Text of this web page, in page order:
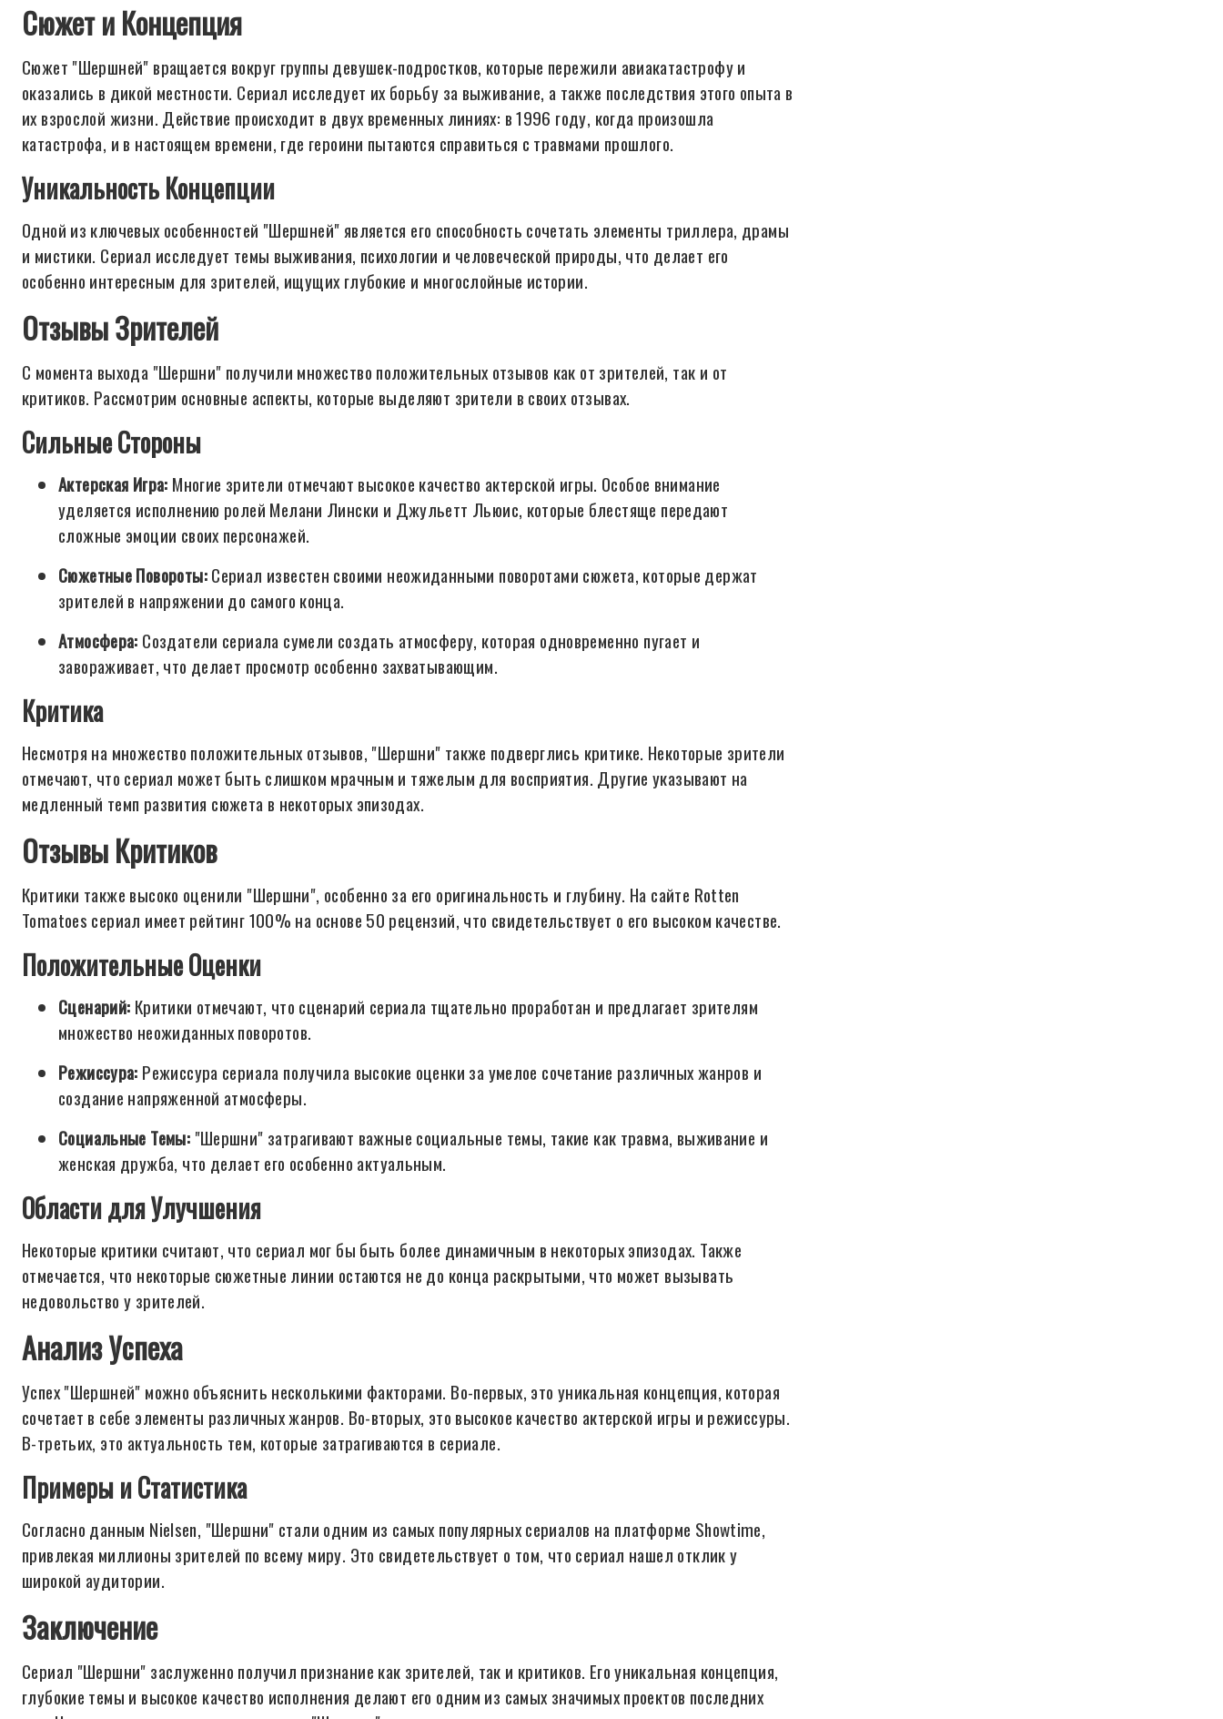
Сюжет и Концепция
Сюжет "Шершней" вращается вокруг группы девушек-подростков, которые пережили авиакатастрофу и
оказались в дикой местности. Сериал исследует их борьбу за выживание, а также последствия этого опыта в
их взрослой жизни. Действие происходит в двух временных линиях: в 1996 году, когда произошла
катастрофа, и в настоящем времени, где героини пытаются справиться с травмами прошлого.
Уникальность Концепции
Одной из ключевых особенностей "Шершней" является его способность сочетать элементы триллера, драмы
и мистики. Сериал исследует темы выживания, психологии и человеческой природы, что делает его
особенно интересным для зрителей, ищущих глубокие и многослойные истории.
Отзывы Зрителей
С момента выхода "Шершни" получили множество положительных отзывов как от зрителей, так и от
критиков. Рассмотрим основные аспекты, которые выделяют зрители в своих отзывах.
Сильные Стороны
Актерская Игра: Многие зрители отмечают высокое качество актерской игры. Особое внимание
уделяется исполнению ролей Мелани Лински и Джульетт Льюис, которые блестяще передают
сложные эмоции своих персонажей.
Сюжетные Повороты:Сериал известен своими неожиданными поворотами сюжета, которые держат
зрителей в напряжении до самого конца.
Атмосфера: Создатели сериала сумели создать атмосферу, которая одновременно пугает и
завораживает, что делает просмотр особенно захватывающим.
Критика
Несмотря на множество положительных отзывов, "Шершни" также подверглись критике. Некоторые зрители
отмечают, что сериал может быть слишком мрачным и тяжелым для восприятия. Другие указывают на
медленный темп развития сюжета в некоторых эпизодах.
Отзывы Критиков
Критики также высоко оценили "Шершни", особенно за его оригинальность и глубину. На сайте Rotten
Tomatoes сериал имеет рейтинг 100% на основе 50 рецензий, что свидетельствует о его высоком качестве.
Положительные Оценки
Сценарий: Критики отмечают, что сценарий сериала тщательно проработан и предлагает зрителям
множество неожиданных поворотов.
Режиссура: Режиссура сериала получила высокие оценки за умелое сочетание различных жанров и
создание напряженной атмосферы.
Социальные Темы: "Шершни" затрагивают важные социальные темы, такие как травма, выживание и
женская дружба, что делает его особенно актуальным.
Области для Улучшения
Некоторые критики считают, что сериал мог бы быть более динамичным в некоторых эпизодах. Также
отмечается, что некоторые сюжетные линии остаются не до конца раскрытыми, что может вызывать
недовольство у зрителей.
Анализ Успеха
Успех "Шершней" можно объяснить несколькими факторами. Во-первых, это уникальная концепция, которая
сочетает в себе элементы различных жанров. Во-вторых, это высокое качество актерской игры и режиссуры.
В-третьих, это актуальность тем, которые затрагиваются в сериале.
Примеры и Статистика
Согласно данным Nielsen, "Шершни" стали одним из самых популярных сериалов на платформе Showtime,
привлекая миллионы зрителей по всему миру. Это свидетельствует о том, что сериал нашел отклик у
широкой аудитории.
Заключение
Сериал "Шершни" заслуженно получил признание как зрителей, так и критиков. Его уникальная концепция,
глубокие темы и высокое качество исполнения делают его одним из самых значимых проектов последних